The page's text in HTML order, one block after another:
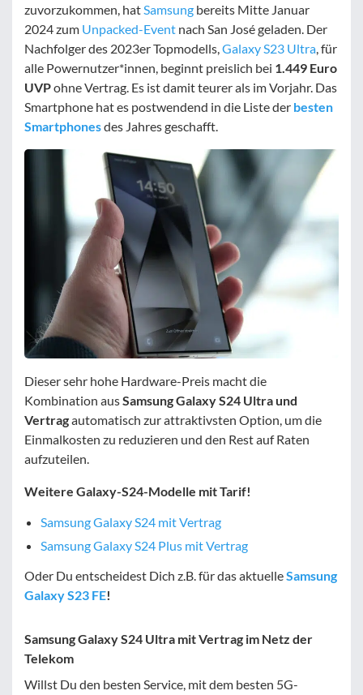
zuvorzukommen, hat Samsung bereits Mitte Januar
2024 zum Unpacked-Event nach San José geladen. Der
Nachfolger des 2023er Topmodells, Galaxy S23 Ultra , für
alle Powernutzer*innen, beginnt preislich bei 1.449 Euro
UVPohne Vertrag. Es ist damit teurer als im Vorjahr. Das
Smartphone hat es postwendend in die Liste der besten
Smartphonesdes Jahres geschafft.
Dieser sehr hohe Hardware-Preis macht die
Kombination ausSamsung Galaxy S24 Ultra und
Vertragautomatisch zur attraktivsten Option, um die
Einmalkosten zu reduzieren und den Rest auf Raten
aufzuteilen.
Weitere Galaxy-S24-Modelle mit Tarif!
Samsung Galaxy S24 mit Vertrag
Samsung Galaxy S24 Plus mit Vertrag
Oder Du entscheidest Dich z.B. für das aktuelleSamsung
Galaxy S23 FE!
Samsung Galaxy S24 Ultra mit Vertrag im Netz der
Telekom
Willst Du den besten Service, mit dem besten 5G-